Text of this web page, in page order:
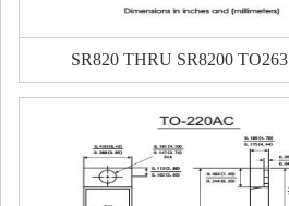
SR820 THRU SR8200 TO263